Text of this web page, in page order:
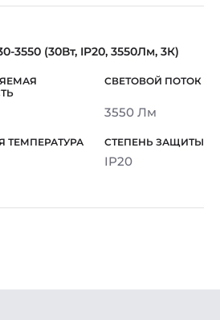
3550 (30Вт, IP20, 3550Лм, 3К)
3550 Лм
IP20